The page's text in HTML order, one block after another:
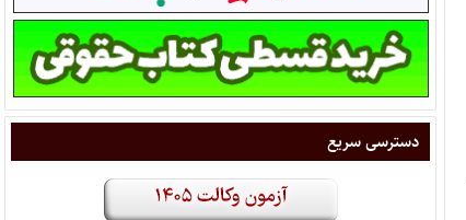
دسترسی سریع